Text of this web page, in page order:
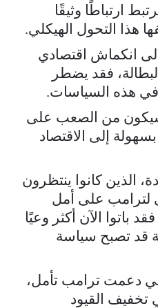
ارتباطًا وثيقًا
هذا التحول الهيكلي.
انكماش اقتصادي
فقد يضطر
في هذه السياسات.
من الصعب على
بسهولة إلى الاقتصاد
الذين كانوا ينتظرون
لترامب على أمل
باتوا الآن أكثر وعيًا
قد تصبح سياسة
دعمت ترامب تأمل،
تخفيف القيود